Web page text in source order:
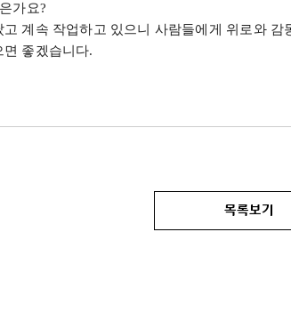
가요?
고 계속 작업하고 있으니 사람들에게 위로와
면 좋겠습니다.
목록보기